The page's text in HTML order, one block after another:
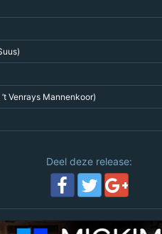
Venrays Mannenkoor)
Deel deze release: